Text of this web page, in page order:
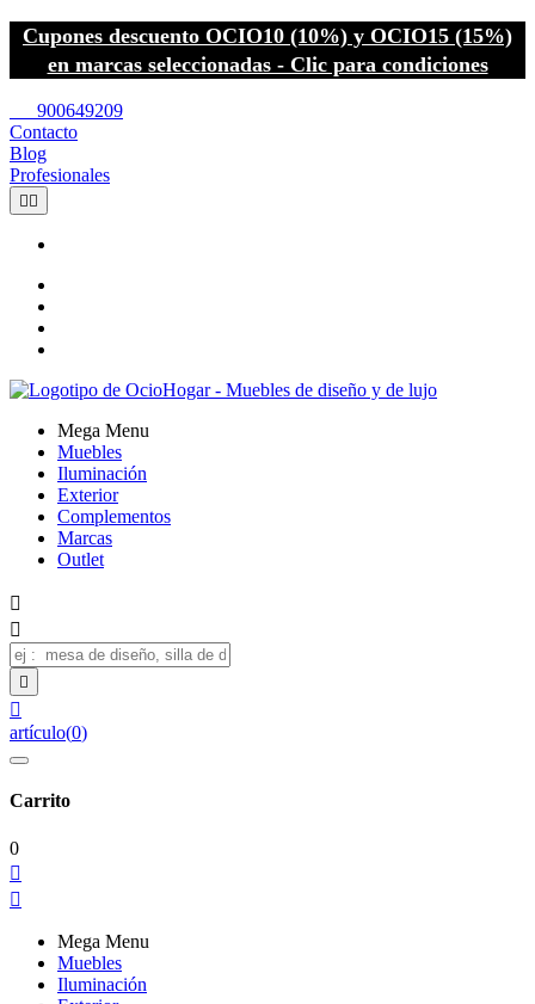
Cupones descuento OCIO10 (10%) y OCIO15 (15%)
en marcas seleccionadas - Clic para condiciones
900649209
Contacto
Blog
Profesionales
 
Mega Menu
Muebles
Iluminación
Exterior
Complementos
Marcas
Outlet




artículo(0)
Carrito
0


Mega Menu
Muebles
Iluminación